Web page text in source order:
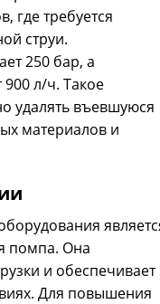
где требуется
струи.
250 бар, а
900 л/ч. Такое
удалять въевшуюся
материалов и
помпа. Она
и обеспечивает
Для повышения